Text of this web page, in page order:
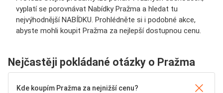
vyplatí se porovnávat Nabídky Pražma a hledat tu
nejvýhodnější NABÍDKU. Prohlédněte si i podobné akce,
abyste mohli koupit Pražma za nejlepší dostupnou cenu.
Nejčastěji pokládané otázky o Pražma
Kde koupím Pražma za nejnižší cenu?